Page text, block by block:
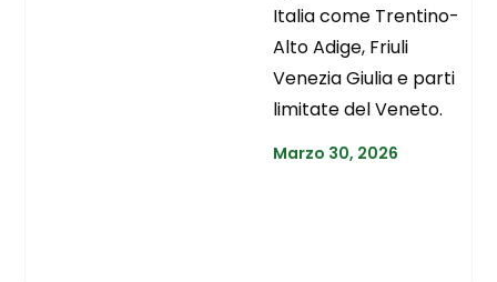
Italia come Trentino-
Alto Adige, Friuli
Venezia Giulia e parti
limitate del Veneto.
Marzo 30, 2026